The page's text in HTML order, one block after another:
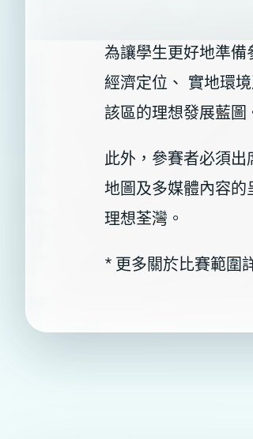
為讓學生更好地準
經濟定位、 實地環
該區的理想發展藍圖
此外，參賽者必須
地圖及多媒體內容
理想荃灣。
* 更多關於比賽範圍